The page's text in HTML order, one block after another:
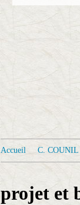
Accueil C. COUNIL
projet et